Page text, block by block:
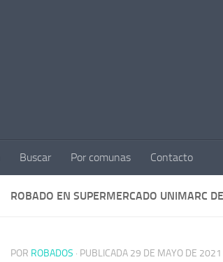
Buscar Por comunas Contacto
ROBADO EN SUPERMERCADO UNIMARC
POR ROBADOS · PUBLICADA 29 DE MAYO DE 2021